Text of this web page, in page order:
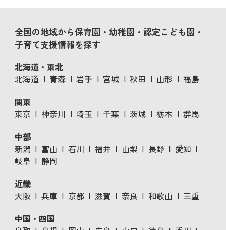
全国の地域から保育園・幼稚園・認定こども園・
子育て支援情報を探す
北海道・東北
北海道
青森 岩手 宮城 秋田 山形
福島
関東
東京
神奈川 埼玉 千葉 茨城 栃木
群馬
中部
新潟
富山 石川 福井 山梨 長野
愛知
岐阜
静岡
近畿
大阪
兵庫 京都 滋賀 奈良 和歌山
三重
中国・四国